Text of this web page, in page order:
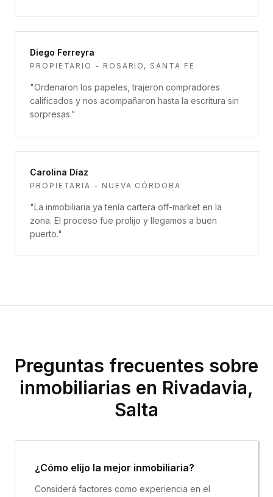
Diego Ferreyra
PROPIETARIO - ROSARIO, SANTA FE
"Ordenaron los papeles, trajeron compradores
calificados y nos acompañaron hasta la escritura sin
sorpresas."
Carolina Díaz
PROPIETARIA - NUEVA CÓRDOBA
"La inmobiliaria ya tenía cartera off-market en la
zona. El proceso fue prolijo y llegamos a buen
puerto."
Preguntas frecuentes sobre
inmobiliarias en Rivadavia,
Salta
¿Cómo elijo la mejor inmobiliaria?
Considerá factores como experiencia en el